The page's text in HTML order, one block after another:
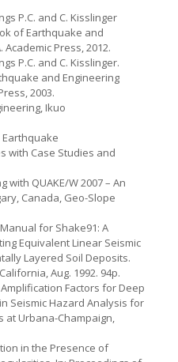
P.C. and C. Kisslinger
of Earthquake and
Press, 2012.
P.C. and C. Kisslinger.
and Engineering
2003.
Ikuo
Earthquake
with Case Studies and
with QUAKE/W 2007 – An
Canada, Geo-Slope
Manual for Shake91: A
Equivalent Linear Seismic
Layered Soil Deposits.
Aug. 1992. 94p.
Amplification Factors for Deep
Seismic Hazard Analysis for
at Urbana-Champaign,
in the Presence of